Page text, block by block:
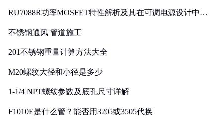
RU7088R功率MOSFET特性解析及其在可调电源设计中的
不锈钢通风 管道施工
201不锈钢重量计算方法大全
M20螺纹大径和小径是多少
1-1/4 NPT螺纹参数及底孔尺寸详解
F1010E是什么管？能否用3205或3505代换